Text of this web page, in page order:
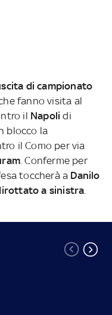
di campionato
fanno visita al
il Napolidi
blocco la
il Como per via
. Conferme per
toccherà a Danilo
a sinistra